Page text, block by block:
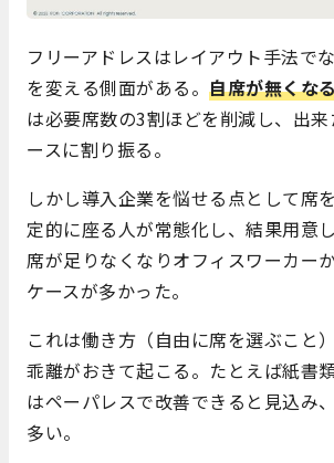
フリーアドレスはレイアウト手法で
を変える側面がある。 自席が無くな
は必要席数の3割ほどを削減し、出
ースに割り振る。
しかし導入企業を悩せる点として席
定的に座る人が常態化し、結果用意
席が足りなくなりオフィスワーカー
ケースが多かった。
これは働き方（自由に席を選ぶこと
乖離がおきて起こる。たとえば紙書
はペーパレスで改善できると見込み
多い。